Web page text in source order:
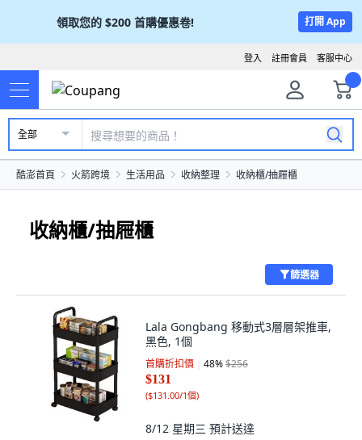
領取您的 $200 首購優惠卷! 打開 App
客服中心
註冊會員
登入
全部
酷澎首頁 火箭跨境 生活用品 收納整理 收納櫃/抽屜櫃
收納櫃/抽屜櫃
篩選器
Lala Gongbang 移動式3層層架推車,
黑色, 1個
首購折扣價 48%$256
$131
($131.00/1個)
8/12 星期三 預計送達